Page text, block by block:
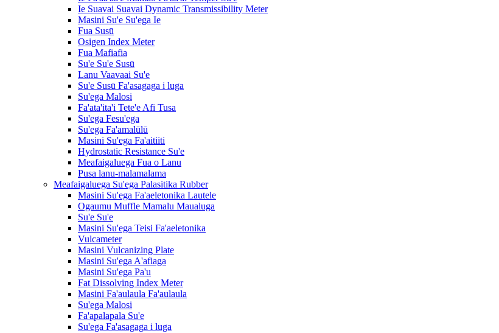
Ie Suavai Suavai Dynamic Transmissibility Meter
Masini Su'e Su'ega Ie
Fua Susū
Osigen Index Meter
Fua Mafiafia
Su'e Su'e Susū
Lanu Vaavaai Su'e
Su'e Susū Fa'asagaga i luga
Su'ega Malosi
Fa'ata'ita'i Tete'e Afi Tusa
Su'ega Fesu'ega
Su'ega Fa'amalūlū
Masini Su'ega Fa'aitiiti
Hydrostatic Resistance Su'e
Meafaigaluega Fua o Lanu
Pusa lanu-malamalama
Meafaigaluega Su'ega Palasitika Rubber
Masini Su'ega Fa'aeletonika Lautele
Ogaumu Muffle Mamalu Maualuga
Su'e Su'e
Masini Su'ega Teisi Fa'aeletonika
Vulcameter
Masini Vulcanizing Plate
Masini Su'ega A'afiaga
Masini Su'ega Pa'u
Fat Dissolving Index Meter
Masini Fa'aulaula Fa'aulaula
Su'ega Malosi
Fa'apalapala Su'e
Su'ega Fa'asagaga i luga